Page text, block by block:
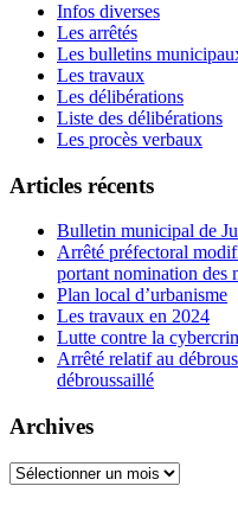
Infos diverses
Les arrêtés
Les bulletins
Les travaux
Les délibérations
Liste des délibérations
Les procès verbaux
Articles récents
Bulletin municipal de
Arrêté préfectoral
portant nomination des
Plan local d’urbanisme
Les travaux en 2024
Lutte contre la
Arrêté relatif au
débroussaillé
Archives
Archives